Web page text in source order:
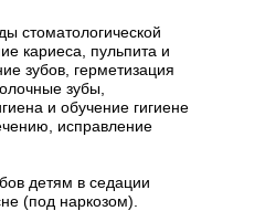
стоматологической
кариеса, пульпита и
зубов, герметизация
зубы,
и обучение гигиене
исправление
детям в седации
(под наркозом).